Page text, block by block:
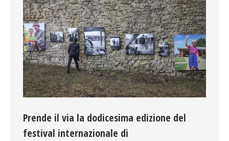
Prende il via la dodicesima edizione del
festival internazionale di